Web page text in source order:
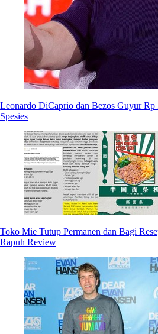
Leonardo DiCaprio dan Bezos Guyur Rp
Spesies
Toko Mie Tutup Permanen dan Bagi
Rapuh Review